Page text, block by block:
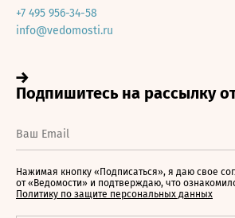
+7 495 956-34-58
info@vedomosti.ru
Нажимая кнопку «Подписаться», я даю свое
от «Ведомости» и подтверждаю, что
Политику по защите персональных данных